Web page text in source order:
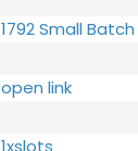
1792 Small
open link
1xslots